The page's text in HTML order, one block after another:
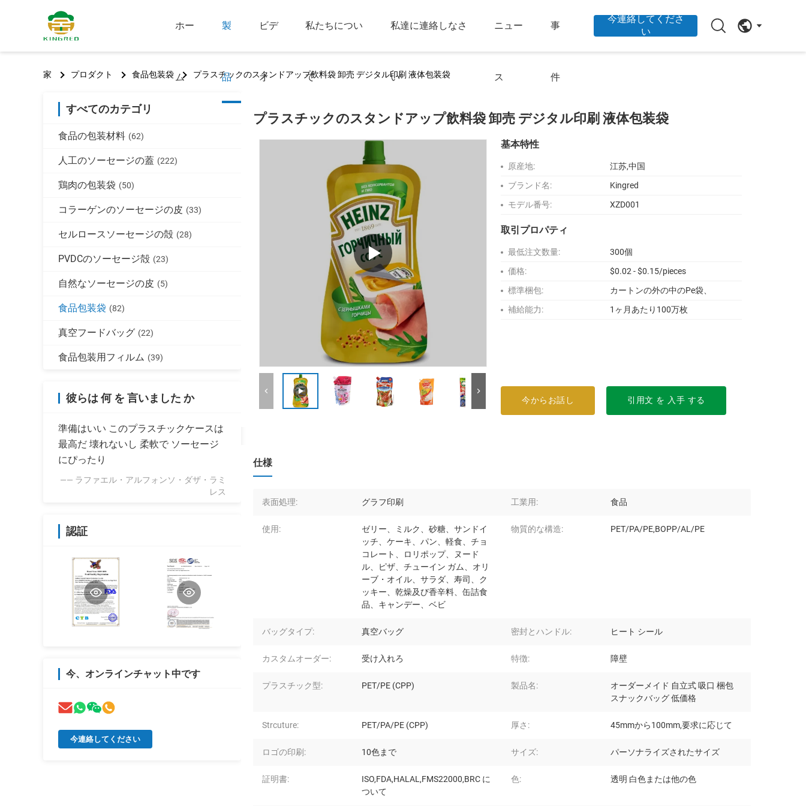
ホー
ム
製
品
ビデ
オ
私たちについ
て
私達に連絡しなさ
い
ニュー
ス
事
件
今連絡してくださ
い
家 プロダクト 食品包装袋 プラスチックのスタンドアップ飲料袋 卸売 デジタル印刷 液体包装袋
すべてのカテゴリ
食品の包装材料 (62)
人工のソーセージの蓋 (222)
鶏肉の包装袋 (50)
コラーゲンのソーセージの皮 (33)
セルロースソーセージの殻 (28)
PVDCのソーセージ殻 (23)
自然なソーセージの皮 (5)
食品包装袋 (82)
真空フードバッグ (22)
食品包装用フィルム (39)
彼らは 何 を 言いました か
準備はいい このプラスチックケースは
最高だ 壊れないし 柔軟で ソーセージ
にぴったり
—— ラファエル・アルフォンソ・ダザ・ラミ
レス
認証
今、オンラインチャット中です
今連絡してください
プラスチックのスタンドアップ飲料袋 卸売 デジタル印刷 液体包装袋
基本特性
原産地:
江苏,中国
ブランド名:
Kingred
モデル番号:
XZD001
取引プロパティ
最低注文数量:
300個
価格:
$0.02 - $0.15/pieces
標準梱包:
カートンの外の中のPe袋、
補給能力:
1ヶ月あたり100万枚
今からお話し 引用文 を 入手 する
仕様
表面処理: グラフ印刷 工業用: 食品
使用:
ゼリー、ミルク、砂糖、サンドイ
ッチ、ケーキ、パン、軽食、チョ
コレート、ロリポップ、ヌード
ル、ピザ、チューイン ガム、オリ
ーブ・オイル、サラダ、寿司、ク
ッキー、乾燥及び香辛料、缶詰食
品、キャンデー、ベビ
物質的な構造: PET/PA/PE,BOPP/AL/PE
バッグタイプ: 真空バッグ 密封とハンドル: ヒート シール
カスタムオーダー: 受け入れろ 特徴: 障壁
プラスチック型: PET/PE (CPP) 製品名:
オーダーメイド 自立式 吸口 梱包
スナックバッグ 低価格
Strcuture: PET/PA/PE (CPP) 厚さ: 45mmから100mm,要求に応じて
ロゴの印刷: 10色まで サイズ: パーソナライズされたサイズ
証明書:
ISO,FDA,HALAL,FMS22000,BRC に
ついて
色: 透明 白色または他の色